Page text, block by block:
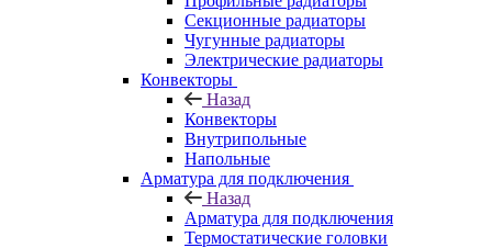
Секционные радиаторы
Чугунные радиаторы
Электрические радиаторы
Конвекторы
Назад
Конвекторы
Внутрипольные
Напольные
Арматура для подключения
Назад
Арматура для подключения
Термостатические головки